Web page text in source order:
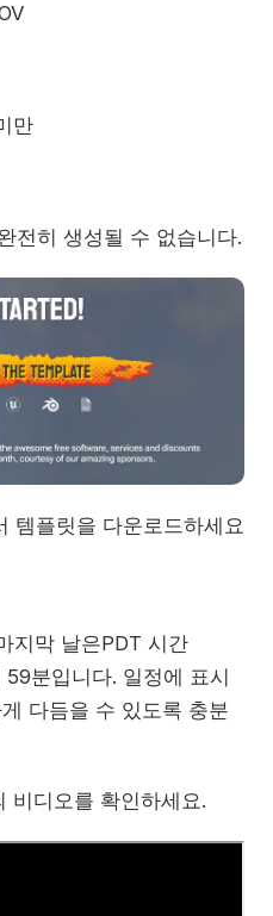
만
전히 생성될 수 없습니다.
템플릿을 다운로드하세요
지막 날은PDT 시간
분입니다. 일정에 표시
다듬을 수 있도록 충분
비디오를 확인하세요.